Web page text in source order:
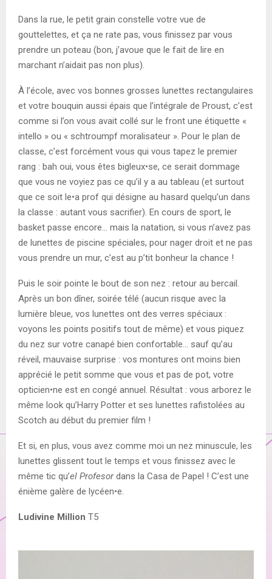
Dans la rue, le petit grain constelle votre vue de
gouttelettes, et ça ne rate pas, vous finissez par vous
prendre un poteau (bon, j’avoue que le fait de lire en
marchant n’aidait pas non plus).
À l’école, avec vos bonnes grosses lunettes rectangulaires
et votre bouquin aussi épais que l’intégrale de Proust, c’est
comme si l’on vous avait collé sur le front une étiquette «
intello » ou « schtroumpf moralisateur ». Pour le plan de
classe, c’est forcément vous qui vous tapez le premier
rang : bah oui, vous êtes bigleux•se, ce serait dommage
que vous ne voyiez pas ce qu’il y a au tableau (et surtout
que ce soit le•a prof qui désigne au hasard quelqu’un dans
la classe : autant vous sacrifier). En cours de sport, le
basket passe encore… mais la natation, si vous n’avez pas
de lunettes de piscine spéciales, pour nager droit et ne pas
vous prendre un mur, c’est au p’tit bonheur la chance !
Puis le soir pointe le bout de son nez : retour au bercail.
Après un bon dîner, soirée télé (aucun risque avec la
lumière bleue, vos lunettes ont des verres spéciaux :
voyons les points positifs tout de même) et vous piquez
du nez sur votre canapé bien confortable… sauf qu’au
réveil, mauvaise surprise : vos montures ont moins bien
apprécié le petit somme que vous et pas de pot, votre
opticien•ne est en congé annuel. Résultat : vous arborez le
même look qu’Harry Potter et ses lunettes rafistolées au
Scotch au début du premier film !
Et si, en plus, vous avez comme moi un nez minuscule, les
lunettes glissent tout le temps et vous finissez avec le
même tic qu’el Profesordans la Casa de Papel ! C’est une
énième galère de lycéen•e.
Ludivine Million T5